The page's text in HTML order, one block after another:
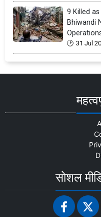
9 Killed
Bhiwandi
31 Jul
सोशल